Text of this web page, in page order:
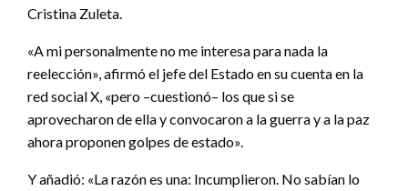
Cristina Zuleta.
«A mi personalmente no me interesa para nada la
reelección», afirmó el jefe del Estado en su cuenta en la
red social X, «pero –cuestionó– los que si se
aprovecharon de ella y convocaron a la guerra y a la paz
ahora proponen golpes de estado».
Y añadió: «La razón es una: Incumplieron. No sabían lo